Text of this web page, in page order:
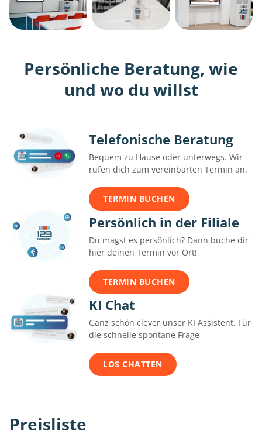
Persönliche Beratung, wie
und wo du willst
Telefonische Beratung
Bequem zu Hause oder unterwegs. Wir
rufen dich zum vereinbarten Termin an.
TERMIN BUCHEN
Persönlich in der Filiale
Du magst es persönlich? Dann buche dir
hier deinen Termin vor Ort!
TERMIN BUCHEN
KI Chat
Ganz schön clever unser KI Assistent. Für
die schnelle spontane Frage
LOS CHATTEN
Preisliste